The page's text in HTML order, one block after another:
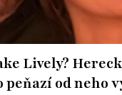
Lively?
od neho